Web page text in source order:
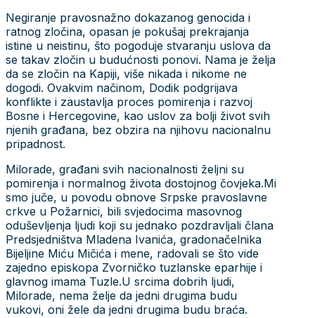
Negiranje pravosnažno dokazanog genocida i
ratnog zločina, opasan je pokušaj prekrajanja
istine u neistinu, što pogoduje stvaranju uslova da
se takav zločin u budućnosti ponovi. Nama je želja
da se zločin na Kapiji, više nikada i nikome ne
dogodi. Ovakvim načinom, Dodik podgrijava
konflikte i zaustavlja proces pomirenja i razvoj
Bosne i Hercegovine, kao uslov za bolji život svih
njenih građana, bez obzira na njihovu nacionalnu
pripadnost.
Milorade, građani svih nacionalnosti željni su
pomirenja i normalnog života dostojnog čovjeka.Mi
smo juče, u povodu obnove Srpske pravoslavne
crkve u Požarnici, bili svjedocima masovnog
oduševljenja ljudi koji su jednako pozdravljali člana
Predsjedništva Mladena Ivanića, gradonačelnika
Bijeljine Miću Mičića i mene, radovali se što vide
zajedno episkopa Zvorničko tuzlanske eparhije i
glavnog imama Tuzle.U srcima dobrih ljudi,
Milorade, nema želje da jedni drugima budu
vukovi, oni žele da jedni drugima budu braća.